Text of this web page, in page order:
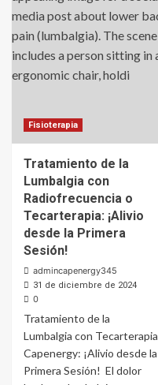
Fisioterapia
Tratamiento de la
Lumbalgia con
Radiofrecuencia o
Tecarterapia: ¡Alivio
desde la Primera
Sesión!
admincapenergy345
31 de diciembre de 2024
0
Tratamiento de la
Lumbalgia con Tecarterapia
Capenergy: ¡Alivio desde la
Primera Sesión! El dolor